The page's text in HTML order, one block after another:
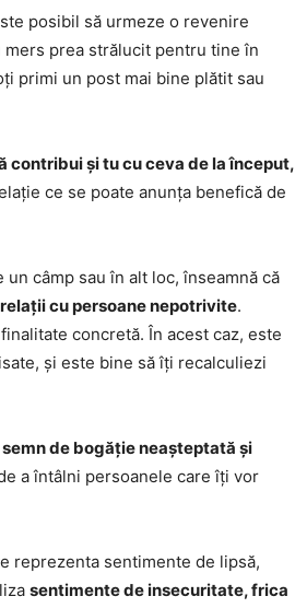
posibil să urmeze o revenire
prea strălucit pentru tine în
primi un post mai bine plătit sau
contribui și tu cu ceva de la început,
ce se poate anunța benefică de
câmp sau în alt loc, înseamnă că
cu persoane nepotrivite.
concretă. În acest caz, este
și este bine să îți recalculiezi
de bogăție neașteptată și
a întâlni persoanele care îți vor
reprezenta sentimente de lipsă,
sentimente de insecuritate, frica